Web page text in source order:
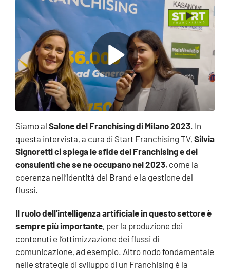
Siamo al Salone del Franchising di Milano 2023. In
questa intervista, a cura di Start Franchising TV, Silvia
Signoretti ci spiega le sfide del Franchising e dei
consulenti che se ne occupano nel 2023, come la
coerenza nell’identità del Brand e la gestione del
flussi.
Il ruolo dell’intelligenza artificiale in questo settore è
sempre più importante, per la produzione dei
contenuti e l’ottimizzazione dei flussi di
comunicazione, ad esempio. Altro nodo fondamentale
nelle strategie di sviluppo di un Franchising è la